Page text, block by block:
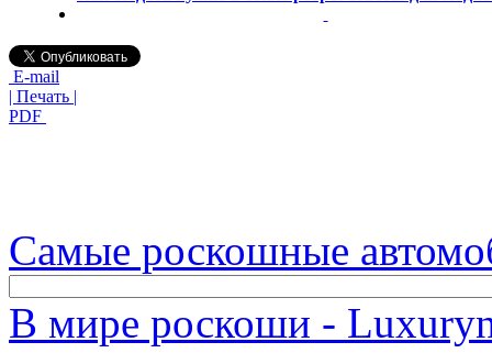
E-mail
| Печать |
PDF
Самые роскошные
В мире роскоши -